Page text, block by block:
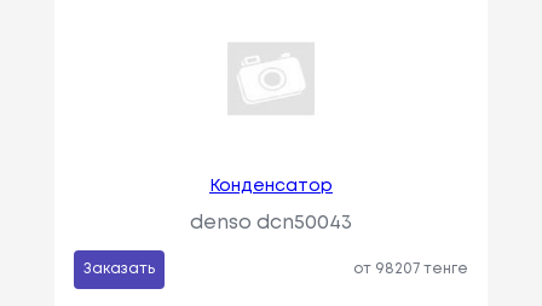
Конденсатор
denso dcn50043
Заказать от 98207 тенге